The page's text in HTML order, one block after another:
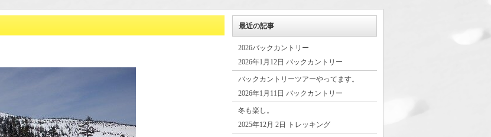
最近の記事
2026バックカントリー
2026年1月12日 バックカントリー
バックカントリーツアーやってます。
2026年1月11日 バックカントリー
冬も楽し。
2025年12月 2日 トレッキング